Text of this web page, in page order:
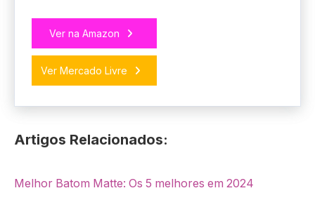
Ver na Amazon
Ver Mercado Livre
Artigos Relacionados:
Melhor Batom Matte: Os 5 melhores em 2024